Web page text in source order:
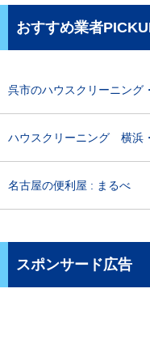
おすすめ業者
呉市のハウスクリーニング
ハウスクリーニング 横浜
名古屋の便利屋 : まるべ
スポンサード広告